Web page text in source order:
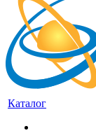
Каталог